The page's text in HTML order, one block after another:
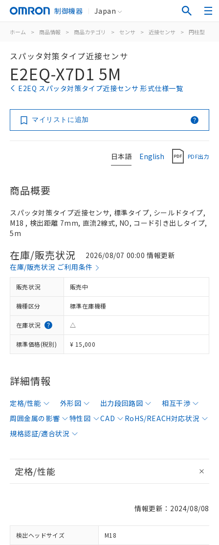
制御機器 Japan
ホーム > 商品情報 > 商品カテゴリ > センサ > 近接センサ > 円柱型
スパッタ対策タイプ近接センサ
E2EQ-X7D1 5M
E2EQ スパッタ対策タイプ近接センサ 形式仕様一覧
マイリストに追加
日本語 English PDF出力
商品概要
スパッタ対策タイプ近接センサ, 標準タイプ, シールドタイプ,
M18 , 検出距離 7mm, 直流2線式, NO, コード引き出しタイプ,
5m
在庫/販売状況
2026/08/07 00:00 情報更新
在庫/販売状況 ご利用条件
販売状況 販売中
機種区分 標準在庫機種
在庫状況 △
標準価格(税別) ¥ 15,000
詳細情報
定格/性能 外形図 出力段回路図
相互干渉
周囲金属の影響
特性図 CAD
RoHS/REACH対応状況
規格認証/適合状況
定格/性能
情報更新：2024/08/08
検出ヘッドサイズ M18